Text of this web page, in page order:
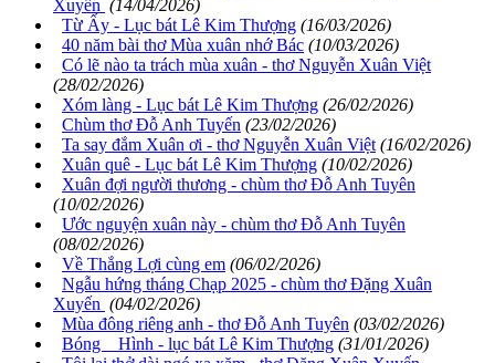
Xuyến (14/04/2026)
Từ Ấy - Lục bát Lê Kim Thượng (16/03/2026)
40 năm bài thơ Mùa xuân nhớ Bác (10/03/2026)
Có lẽ nào ta trách mùa xuân - thơ Nguyễn Xuân Việt
(28/02/2026)
Xóm làng - Lục bát Lê Kim Thượng (26/02/2026)
Chùm thơ Đỗ Anh Tuyến (23/02/2026)
Ta say đắm Xuân ơi - thơ Nguyễn Xuân Việt (16/02/2026)
Xuân quê - Lục bát Lê Kim Thượng (10/02/2026)
Xuân đợi người thương - chùm thơ Đỗ Anh Tuyên
(10/02/2026)
Ước nguyện xuân này - chùm thơ Đỗ Anh Tuyên
(08/02/2026)
Về Thắng Lợi cùng em (06/02/2026)
Ngẫu hứng tháng Chạp 2025 - chùm thơ Đặng Xuân
Xuyến (04/02/2026)
Mùa đông riêng anh - thơ Đỗ Anh Tuyên (03/02/2026)
Bóng Hình - lục bát Lê Kim Thượng (31/01/2026)